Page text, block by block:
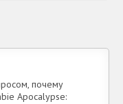
почему
Apocalypse: